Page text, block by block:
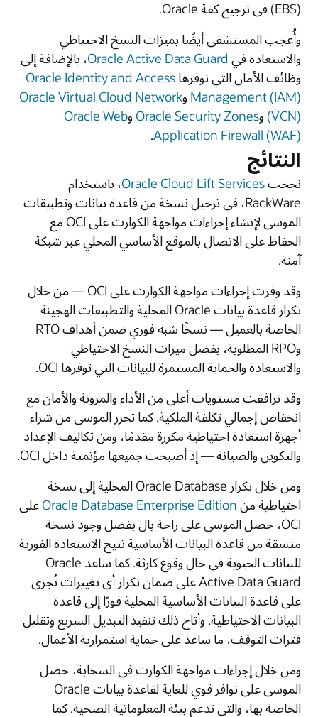
‏(EBS) في ترجيح كفة Oracle.
وأُعجب المستشفى أيضًا بميزات النسخ الاحتياطي
والاستعادة في Oracle Active Data Guard، بالإضافة إلى
وظائف الأمان التي توفرها Oracle Identity and Access
Management (IAM) وOracle Virtual Cloud Network
(VCN) وOracle Security Zones وOracle Web
Application Firewall (WAF)
.
النتائج
نجحتOracle Cloud Lift Services، باستخدام
RackWare، في ترحيل نسخة من قاعدة بيانات وتطبيقات
الموسى لإنشاء إجراءات مواجهة الكوارث على OCI مع
الحفاظ على الاتصال بالموقع الأساسي المحلي عبر شبكة
آمنة.
وقد وفرت إجراءات مواجهة الكوارث على OCI — من خلال
تكرار قاعدة بيانات Oracle المحلية والتطبيقات الهجينة
الخاصة بالعميل — نسخًا شبه فوري ضمن أهداف RTO
وRPO المطلوبة، بفضل ميزات النسخ الاحتياطي
والاستعادة والحماية المستمرة للبيانات التي توفرها OCI.
وقد ترافقت مستويات أعلى من الأداء والمرونة والأمان مع
انخفاض إجمالي تكلفة الملكية. كما تحرر الموسى من شراء
أجهزة استعادة احتياطية مكررة مقدمًا، ومن تكاليف الإعداد
والتكوين والصيانة — إذ أصبحت جميعها مؤتمتة داخل OCI.
ومن خلال تكرار Oracle Database المحلية إلى نسخة
احتياطية من Oracle Database Enterprise Edition على
OCI، حصل الموسى على راحة بال بفضل وجود نسخة
متسقة من قاعدة البيانات الأساسية تتيح الاستعادة الفورية
للبيانات الحيوية في حال وقوع كارثة. كما ساعد Oracle
Active Data Guard على ضمان تكرار أي تغييرات تُجرى
على قاعدة البيانات الأساسية المحلية فورًا إلى قاعدة
البيانات الاحتياطية. وأتاح ذلك تنفيذ التبديل السريع وتقليل
فترات التوقف، ما ساعد على حماية استمرارية الأعمال.
ومن خلال إجراءات مواجهة الكوارث في السحابة، حصل
الموسى على توافر قوي للغاية لقاعدة بيانات Oracle
الخاصة بها، والتي تدعم بيئة المعلوماتية الصحية. كما